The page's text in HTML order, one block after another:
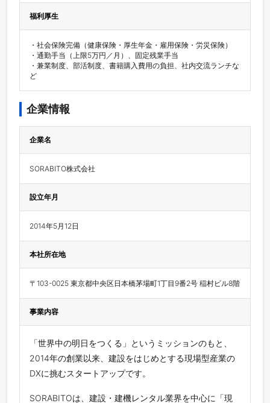
福利厚生
・社会保険完備（健康保険・厚生年金・雇用保険・労災保険）
・通勤手当（上限5万円／月）、固定残業手当
・兼業制度、部活制度、書籍購入費用の負担、社内交流ランチな
ど
企業情報
企業名
SORABITO株式会社
設立年月
2014年5月12日
本社所在地
〒103-0025 東京都中央区日本橋茅場町1丁目9番2号 稲村ビル8階
事業内容
「世界中の明日をつくる」というミッションのもと、
2014年の創業以来、建設をはじめとする現場型産業の
DXに挑むスタートアップです。
SORABITOは、建設・建機レンタル業界を中心に「現